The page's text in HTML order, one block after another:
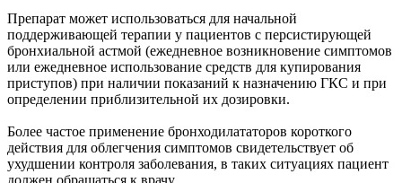
Препарат может использоваться для начальной
поддерживающей терапии у пациентов с персистирующей
бронхиальной астмой (ежедневное возникновение симптомов
или ежедневное использование средств для купирования
приступов) при наличии показаний к назначению ГКС и при
определении приблизительной их дозировки.
Более частое применение бронходилататоров короткого
действия для облегчения симптомов свидетельствует об
ухудшении контроля заболевания, в таких ситуациях пациент
должен обращаться к врачу.